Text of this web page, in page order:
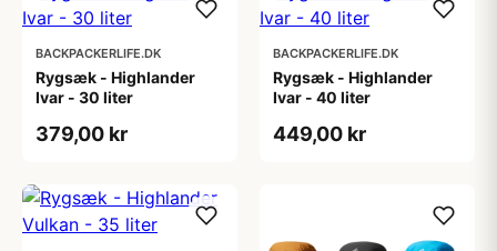
BACKPACKERLIFE.DK
Rygsæk - Highlander
Ivar - 30 liter
379,00 kr
BACKPACKERLIFE.DK
Rygsæk - Highlander
Ivar - 40 liter
449,00 kr